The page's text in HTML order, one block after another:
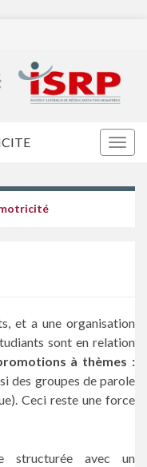
et a une organisation
sont en relation
à thèmes :
des groupes de parole
Ceci reste une force
structurée avec un